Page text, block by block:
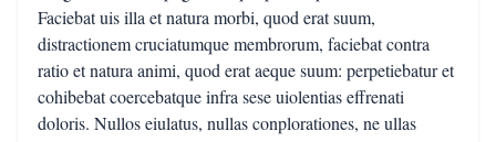
Faciebat uis illa et natura morbi, quod erat suum,
distractionem cruciatumque membrorum, faciebat contra
ratio et natura animi, quod erat aeque suum: perpetiebatur et
cohibebat coercebatque infra sese uiolentias effrenati
doloris. Nullos eiulatus, nullas conplorationes, ne ullas